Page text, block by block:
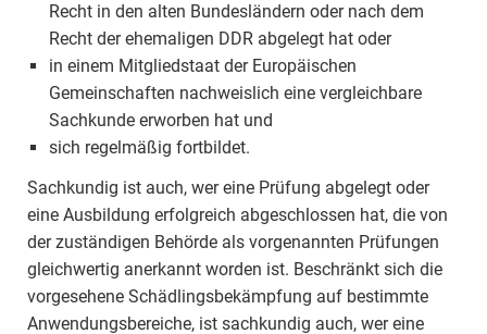
Recht in den alten Bundesländern oder nach dem
Recht der ehemaligen DDR abgelegt hat oder
in einem Mitgliedstaat der Europäischen
Gemeinschaften nachweislich eine vergleichbare
Sachkunde erworben hat und
sich regelmäßig fortbildet.
Sachkundig ist auch, wer eine Prüfung abgelegt oder
eine Ausbildung erfolgreich abgeschlossen hat, die von
der zuständigen Behörde als vorgenannten Prüfungen
gleichwertig anerkannt worden ist. Beschränkt sich die
vorgesehene Schädlingsbekämpfung auf bestimmte
Anwendungsbereiche, ist sachkundig auch, wer eine